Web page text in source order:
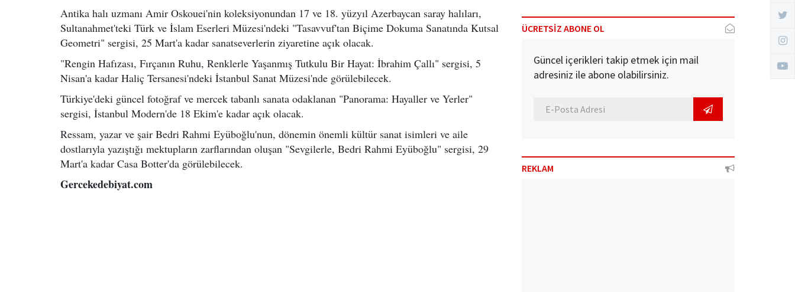
Antika halı uzmanı Amir Oskouei'nin koleksiyonundan 17 ve 18. yüzyıl Azerbaycan saray halıları,
Sultanahmet'teki Türk ve İslam Eserleri Müzesi'ndeki "Tasavvuf'tan Biçime Dokuma Sanatında Kutsal
Geometri" sergisi, 25 Mart'a kadar sanatseverlerin ziyaretine açık olacak.
"Rengin Hafızası, Fırçanın Ruhu, Renklerle Yaşanmış Tutkulu Bir Hayat: İbrahim Çallı" sergisi, 5
Nisan'a kadar Haliç Tersanesi'ndeki İstanbul Sanat Müzesi'nde görülebilecek.
Türkiye'deki güncel fotoğraf ve mercek tabanlı sanata odaklanan "Panorama: Hayaller ve Yerler"
sergisi, İstanbul Modern'de 18 Ekim'e kadar açık olacak.
Ressam, yazar ve şair Bedri Rahmi Eyüboğlu'nun, dönemin önemli kültür sanat isimleri ve aile
dostlarıyla yazıştığı mektupların zarflarından oluşan "Sevgilerle, Bedri Rahmi Eyüboğlu" sergisi, 29
Mart'a kadar Casa Botter'da görülebilecek.
Gercekedebiyat.com
ÜCRETSİZ ABONE OL
Güncel içerikleri takip etmek için mail
adresiniz ile abone olabilirsiniz.
REKLAM